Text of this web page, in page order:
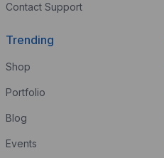
Contact Support
Trending
Shop
Portfolio
Blog
Events